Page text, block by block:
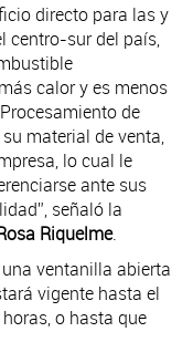
directo para las y
centro-sur del país,
calor y es menos
de
material de venta,
lo cual le
ante sus
señaló la
Riquelme.
ventanilla abierta
vigente hasta el
o hasta que